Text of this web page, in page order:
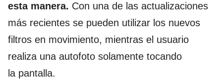
esta manera. Con una de las actualizaciones
más recientes se pueden utilizar los nuevos
filtros en movimiento, mientras el usuario
realiza una autofoto solamente tocando
la pantalla.